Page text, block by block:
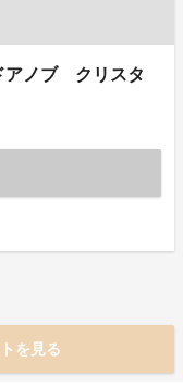
アノブ クリスタ
を見る